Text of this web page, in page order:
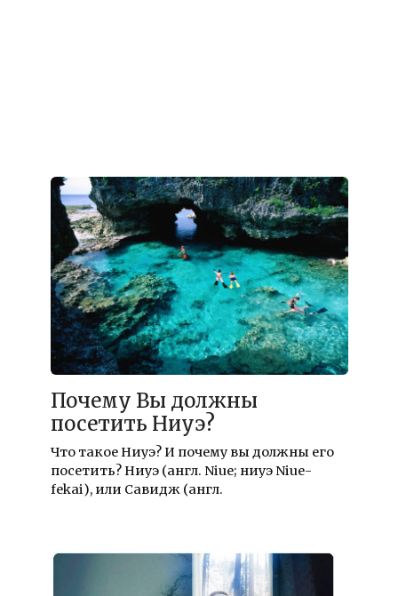
Почему Вы должны
посетить Ниуэ?
Что такое Ниуэ? И почему вы должны его
посетить? Ниуэ (англ. Niue; ниуэ Niue-
fekai), или Савидж (англ.